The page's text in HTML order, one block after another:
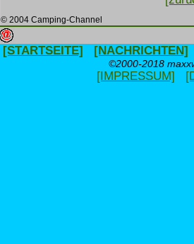
© 2004 Camping-Channel
[STARTSEITE] [NACHRICHTEN]
©2000-2018
[IMPRESSUM]